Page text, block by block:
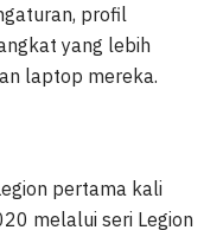
profil
yang lebih
laptop mereka.
pertama kali
melalui seri Legion